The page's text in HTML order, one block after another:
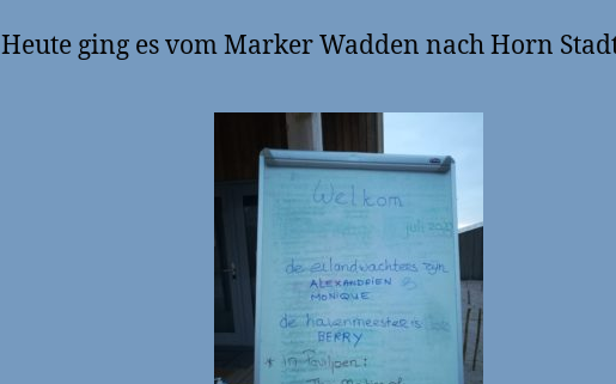
Heute ging es vom Marker Wadden nach Horn